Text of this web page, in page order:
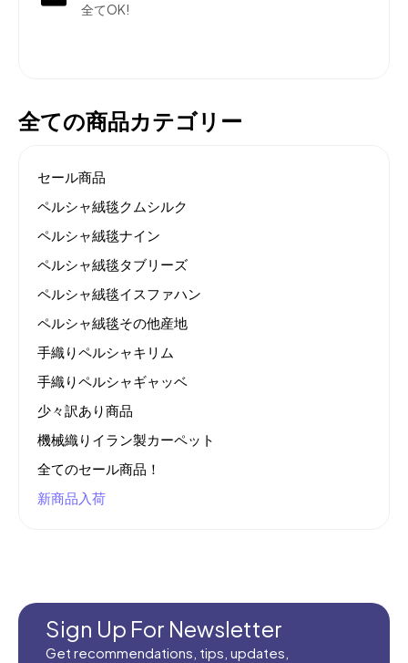
全てOK!
全ての商品カテゴリー
セール商品
ペルシャ絨毯クムシルク
ペルシャ絨毯ナイン
ペルシャ絨毯タブリーズ
ペルシャ絨毯イスファハン
ペルシャ絨毯その他産地
手織りペルシャキリム
手織りペルシャギャッベ
少々訳あり商品
機械織りイラン製カーペット
全てのセール商品！
新商品入荷
Sign Up For Newsletter
Get recommendations, tips, updates,